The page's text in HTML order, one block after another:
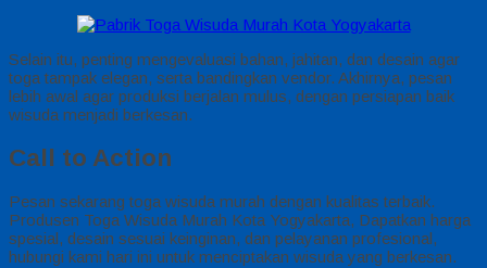
Selain itu, penting mengevaluasi bahan, jahitan, dan desain agar
toga tampak elegan, serta bandingkan vendor. Akhirnya, pesan
lebih awal agar produksi berjalan mulus, dengan persiapan baik
wisuda menjadi berkesan.
Call to Action
Pesan sekarang toga wisuda murah dengan kualitas terbaik.
Produsen Toga Wisuda Murah Kota Yogyakarta, Dapatkan harga
spesial, desain sesuai keinginan, dan pelayanan profesional,
hubungi kami hari ini untuk menciptakan wisuda yang berkesan.